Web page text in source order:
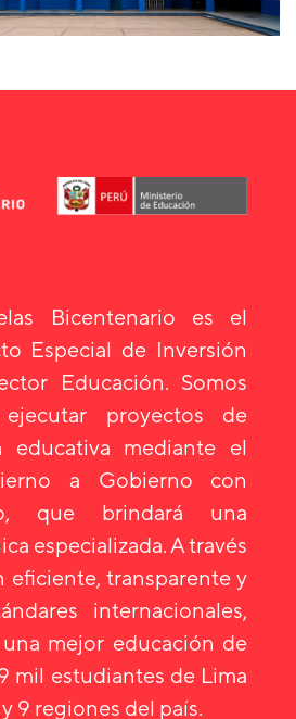
Bicentenario es el
Especial de Inversión
Educación. Somos
proyectos de
educativa mediante el
a Gobierno con
que brindará una
especializada. A través
eficiente, transparente y
internacionales,
mejor educación de
mil estudiantes de Lima
9 regiones del país.